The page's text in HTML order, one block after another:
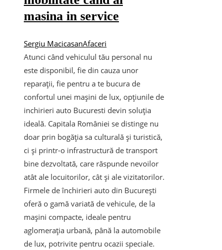
masina in service
Sergiu MacicasanAfaceri
Atunci când vehiculul tău personal nu
este disponibil, fie din cauza unor
reparații, fie pentru a te bucura de
confortul unei mașini de lux, opțiunile de
inchirieri auto Bucuresti devin soluția
ideală. Capitala României se distinge nu
doar prin bogăția sa culturală și turistică,
ci și printr-o infrastructură de transport
bine dezvoltată, care răspunde nevoilor
atât ale locuitorilor, cât și ale vizitatorilor.
Firmele de închirieri auto din București
oferă o gamă variată de vehicule, de la
mașini compacte, ideale pentru
aglomerația urbană, până la automobile
de lux, potrivite pentru ocazii speciale.